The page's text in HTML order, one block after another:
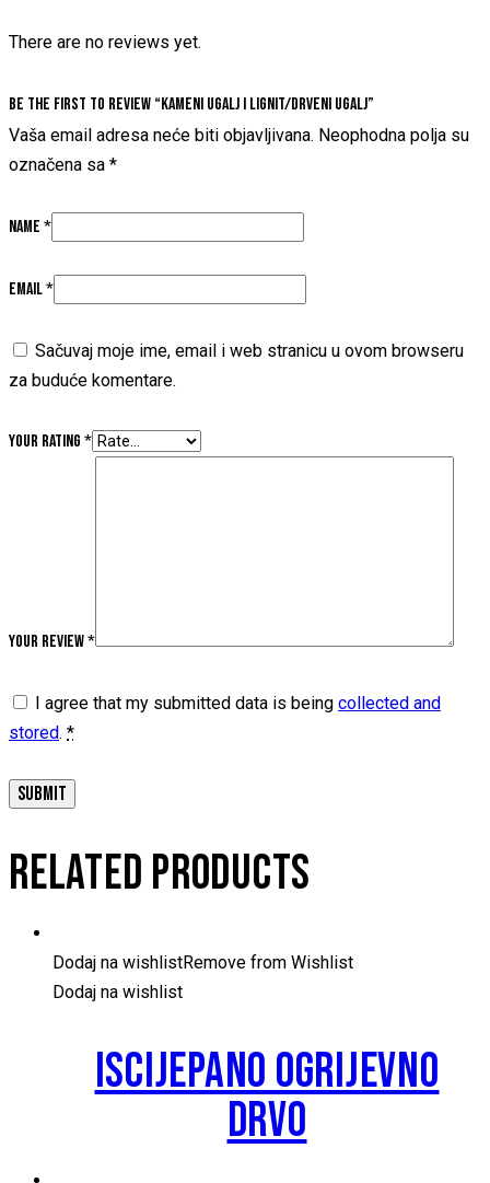
There are no reviews yet.
Be the first to review “Kameni ugalj i lignit/drveni ugalj”
Vaša email adresa neće biti objavljivana. Neophodna polja su
označena sa *
Name *
Email*
Sačuvaj moje ime, email i web stranicu u ovom browseru
za buduće komentare.
Your rating *
Your review*
I agree that my submitted data is being collected and
stored. *
RELATED PRODUCTS
Dodaj na wishlistRemove from Wishlist
Dodaj na wishlist
ISCIJEPANO OGRIJEVNO
DRVO